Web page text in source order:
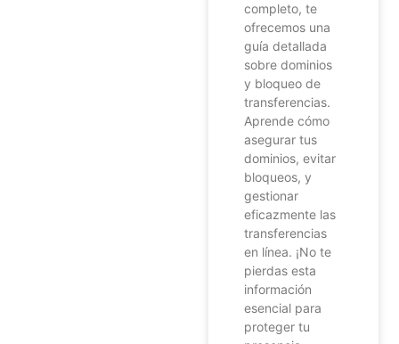
completo, te
ofrecemos una
guía detallada
sobre dominios
y bloqueo de
transferencias.
Aprende cómo
asegurar tus
dominios, evitar
bloqueos, y
gestionar
eficazmente las
transferencias
en línea. ¡No te
pierdas esta
información
esencial para
proteger tu